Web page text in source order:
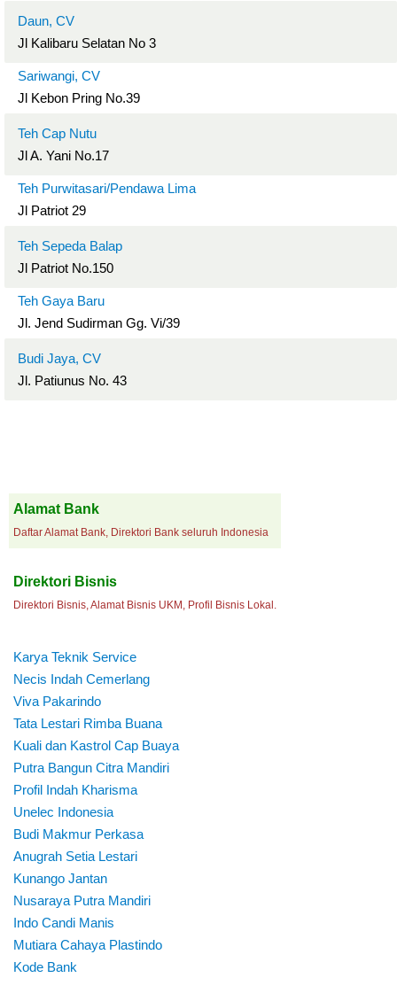
Daun, CV
Jl Kalibaru Selatan No 3
Sariwangi, CV
Jl Kebon Pring No.39
Teh Cap Nutu
Jl A. Yani No.17
Teh Purwitasari/Pendawa Lima
Jl Patriot 29
Teh Sepeda Balap
Jl Patriot No.150
Teh Gaya Baru
Jl. Jend Sudirman Gg. Vi/39
Budi Jaya, CV
Jl. Patiunus No. 43
Alamat Bank
Daftar Alamat Bank, Direktori Bank seluruh Indonesia
Direktori Bisnis
Direktori Bisnis, Alamat Bisnis UKM, Profil Bisnis Lokal.
Karya Teknik Service
Necis Indah Cemerlang
Viva Pakarindo
Tata Lestari Rimba Buana
Kuali dan Kastrol Cap Buaya
Putra Bangun Citra Mandiri
Profil Indah Kharisma
Unelec Indonesia
Budi Makmur Perkasa
Anugrah Setia Lestari
Kunango Jantan
Nusaraya Putra Mandiri
Indo Candi Manis
Mutiara Cahaya Plastindo
Kode Bank